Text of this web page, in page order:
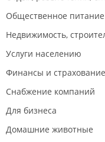
Общественное питание
Недвижимость,
Услуги населению
Финансы и страхование
Снабжение компаний
Для бизнеса
Домашние животные